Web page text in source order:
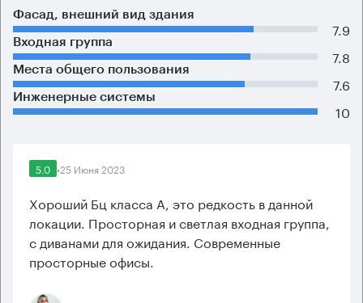
Фасад, внешний вид здания
7.9
Входная группа
7.8
Места общего пользования
7.6
Инженерные системы
10
5.0 •25 Июня 2023
Хороший Бц класса А, это редкость в данной
локации. Просторная и светлая входная группа,
с диванами для ожидания. Современные
просторные офисы.